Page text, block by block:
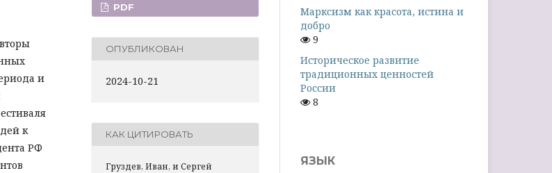
и
к
РФ
PDF
ОПУБЛИКОВАН
2024-10-21
КАК ЦИТИРОВАТЬ
Груздев, Иван, и Сергей
Марксизм как красота, истина и
добро
9
Историческое развитие
традиционных ценностей
России
8
ЯЗЫК